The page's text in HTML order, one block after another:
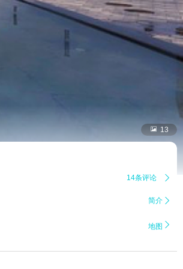
 13
14条评论 
简介 
地图 